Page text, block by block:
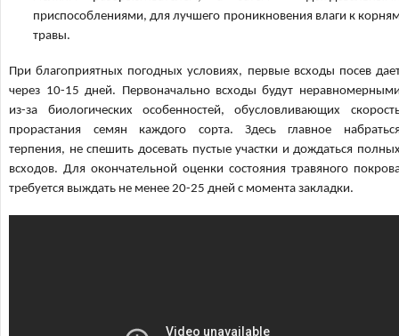
приспособлениями, для лучшего проникновения влаги к
травы.
При благоприятных погодных условиях, первые всходы посев
через 10-15 дней. Первоначально всходы будут
из-за биологических особенностей, обусловливающих
прорастания семян каждого сорта. Здесь главное
терпения, не спешить досевать пустые участки и дождаться
всходов. Для окончательной оценки состояния травяного
требуется выждать не менее 20-25 дней с момента закладки.